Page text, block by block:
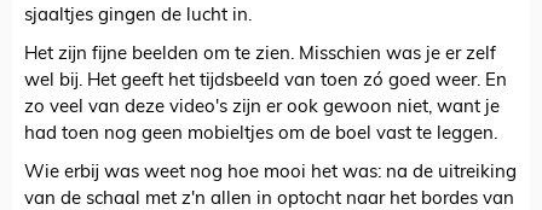
sjaaltjes gingen de lucht in.
Het zijn fijne beelden om te zien. Misschien was je er zelf
wel bij. Het geeft het tijdsbeeld van toen zó goed weer. En
zo veel van deze video's zijn er ook gewoon niet, want je
had toen nog geen mobieltjes om de boel vast te leggen.
Wie erbij was weet nog hoe mooi het was: na de uitreiking
van de schaal met z'n allen in optocht naar het bordes van